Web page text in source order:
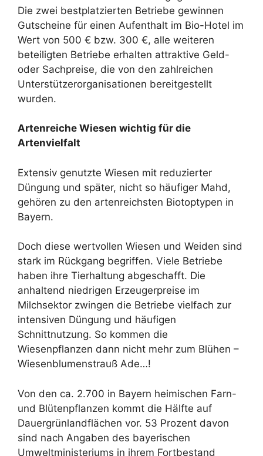
Die zwei bestplatzierten Betriebe gewinnen
Gutscheine für einen Aufenthalt im Bio-Hotel im
Wert von 500 € bzw. 300 €, alle weiteren
beteiligten Betriebe erhalten attraktive Geld-
oder Sachpreise, die von den zahlreichen
Unterstützerorganisationen bereitgestellt
wurden.
Artenreiche Wiesen wichtig für die
Artenvielfalt
Extensiv genutzte Wiesen mit reduzierter
Düngung und später, nicht so häufiger Mahd,
gehören zu den artenreichsten Biotoptypen in
Bayern.
Doch diese wertvollen Wiesen und Weiden sind
stark im Rückgang begriffen. Viele Betriebe
haben ihre Tierhaltung abgeschafft. Die
anhaltend niedrigen Erzeugerpreise im
Milchsektor zwingen die Betriebe vielfach zur
intensiven Düngung und häufigen
Schnittnutzung. So kommen die
Wiesenpflanzen dann nicht mehr zum Blühen –
Wiesenblumenstrauß Ade…!
Von den ca. 2.700 in Bayern heimischen Farn-
und Blütenpflanzen kommt die Hälfte auf
Dauergrünlandflächen vor. 53 Prozent davon
sind nach Angaben des bayerischen
Umweltministeriums in ihrem Fortbestand